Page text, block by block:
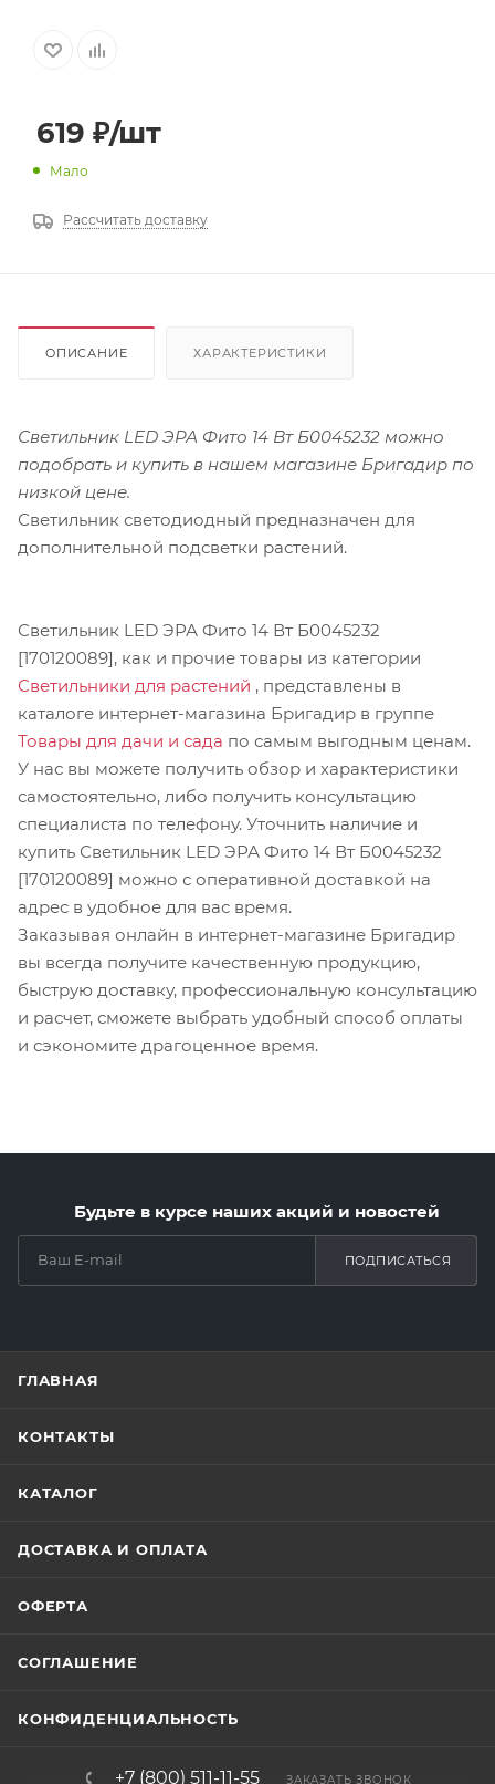
619 ₽/шт
Мало
Рассчитать доставку
ОПИСАНИЕ ХАРАКТЕРИСТИКИ
Светильник LED ЭРА Фито 14 Вт Б0045232 можно
подобрать и купить в нашем магазине Бригадир по
низкой цене.
Светильник светодиодный предназначен для
дополнительной подсветки растений.
Светильник LED ЭРА Фито 14 Вт Б0045232
[170120089], как и прочие товары из категории
Светильники для растений , представлены в
каталоге интернет-магазина Бригадир в группе
Товары для дачи и сада по самым выгодным ценам.
У нас вы можете получить обзор и характеристики
самостоятельно, либо получить консультацию
специалиста по телефону. Уточнить наличие и
купить Светильник LED ЭРА Фито 14 Вт Б0045232
[170120089] можно с оперативной доставкой на
адрес в удобное для вас время.
Заказывая онлайн в интернет-магазине Бригадир
вы всегда получите качественную продукцию,
быструю доставку, профессиональную консультацию
и расчет, сможете выбрать удобный способ оплаты
и сэкономите драгоценное время.
Будьте в курсе наших акций и новостей
ПОДПИСАТЬСЯ
ГЛАВНАЯ
КОНТАКТЫ
КАТАЛОГ
ДОСТАВКА И ОПЛАТА
ОФЕРТА
СОГЛАШЕНИЕ
КОНФИДЕНЦИАЛЬНОСТЬ
+7 (800) 511-11-55 ЗАКАЗАТЬ ЗВОНОК